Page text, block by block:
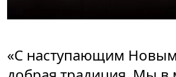
«С наступающим Новым